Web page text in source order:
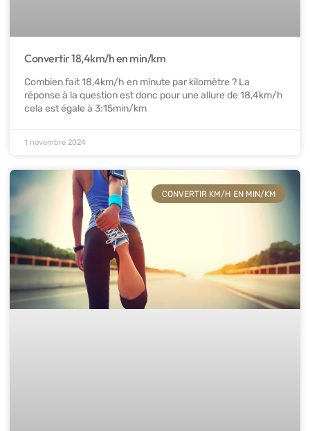
Convertir 18,4km/h en min/km
Combien fait 18,4km/h en minute par kilomètre ? La
réponse à la question est donc pour une allure de 18,4km/h
cela est égale à 3:15min/km
1 novembre 2024
CONVERTIR KM/H EN MIN/KM